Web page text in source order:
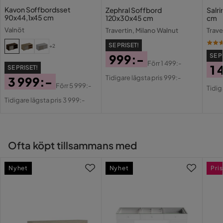
Träslagsutseende Valnöt
Övrigt
Brun,Natur
Form Rektangulär
Färgnamn
Serie
framöver.
Kavon Soffbordsset
90x44,1x45 cm
Valnöt
+2
SE PRISET!
Pris
3 999:-
Original
Förr5 999:-
Tidigare lägsta pris 3 999:-
Zephral Soffbord
120x30x45 cm
Travertin, Milano Walnut
SE PRISET!
Pris
999:-
Original
Förr1 499:-
Tidigare lägsta pris 999:-
cm
SE
1
Ofta köpt tillsammans med
Nyhet Nyhet